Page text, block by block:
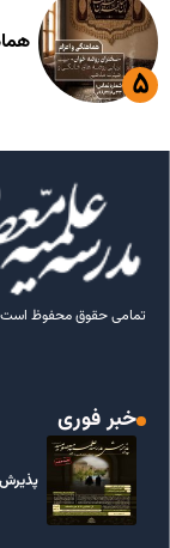
تمامی حقوق محفوظ است
خبر فوری